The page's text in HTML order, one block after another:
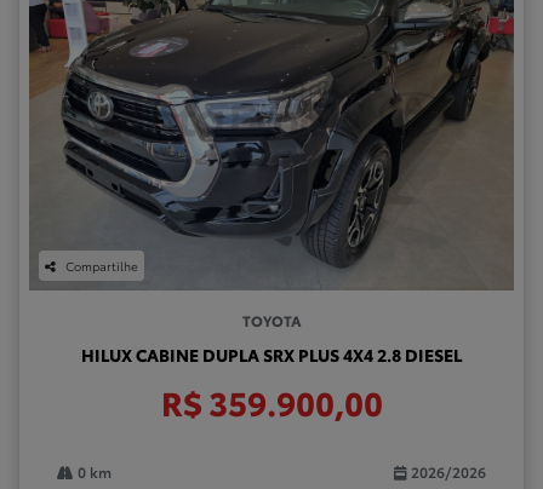
Compartilhe
TOYOTA
HILUX CABINE DUPLA SRX PLUS 4X4 2.8 DIESEL
R$ 359.900,00
0 km 2026/2026